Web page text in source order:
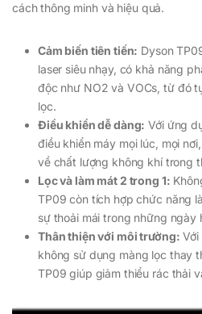
cách thông minh và hiệu quả.
Cảm biến tiên tiến: Dyson
laser siêu nhạy, có khả năng
độc như NO2 và VOCs, từ đó
lọc.
Điều khiển dễ dàng: Với ứng
điều khiển máy mọi lúc, mọi
về chất lượng không khí trong
Lọc và làm mát 2 trong 1:
TP09 còn tích hợp chức năng
sự thoải mái trong những ngày
Thân thiện với môi trường: Với
không sử dụng màng lọc thay
TP09 giúp giảm thiểu rác thải